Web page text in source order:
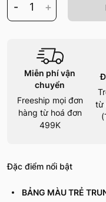
- 1 +
Miễn phí vận
chuyển
Freeship mọi đơn
hàng từ hoá đơn
499K
từ
Đặc điểm nổi bật
BẢNG MÀU TRẺ